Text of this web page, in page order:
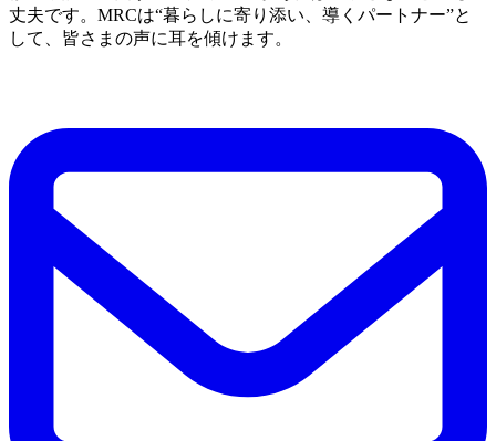
丈夫です。MRCは“暮らしに寄り添い、導くパートナー”と
して、皆さまの声に耳を傾けます。